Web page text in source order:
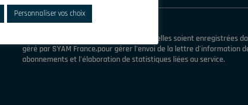
J'accepte que mes données personnelles soient enregistrées
géré par SYAM France,pour gérer l'envoi de la lettre d'information
abonnements et l'élaboration de statistiques liées au service.
Personnaliser vos choix